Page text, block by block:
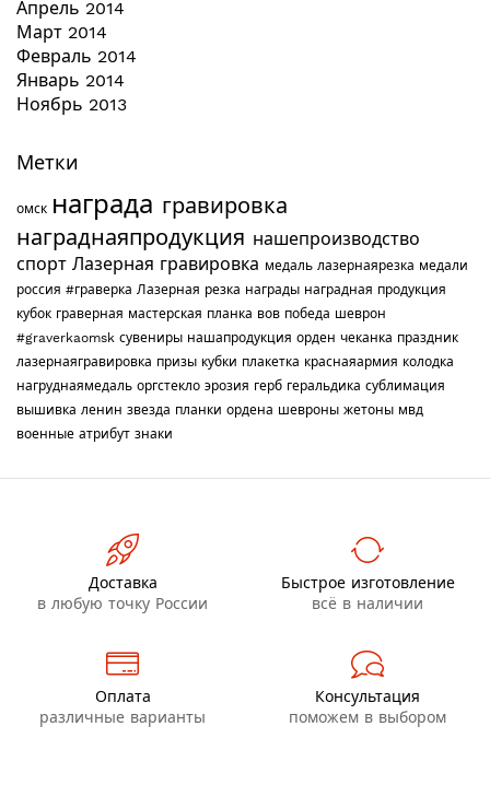
Апрель 2014
Март 2014
Февраль 2014
Январь 2014
Ноябрь 2013
Метки
омск награда гравировка
награднаяпродукция нашепроизводство
спорт Лазерная гравировка медаль лазернаярезка медали
россия #граверка Лазерная резка награды наградная продукция
кубок граверная мастерская планка вов победа шеврон
#graverkaomsk сувениры нашапродукция орден чеканка праздник
лазернаягравировка призы кубки плакетка краснаяармия колодка
нагруднаямедаль оргстекло эрозия герб геральдика сублимация
вышивка ленин звезда планки ордена шевроны жетоны мвд
военные атрибут знаки
Доставка
в любую точку России
Быстрое изготовление
всё в наличии
Оплата
различные варианты
Консультация
поможем в выбором